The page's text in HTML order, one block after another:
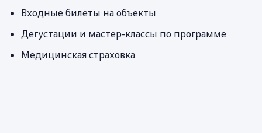
Входные билеты на объекты
Дегустации и мастер-классы по программе
Медицинская страховка